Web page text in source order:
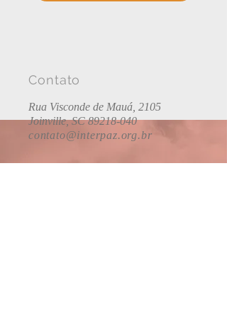
Contato
Rua Visconde de Mauá, 2105
Joinville, SC 89218-040
contato@interpaz.org.br